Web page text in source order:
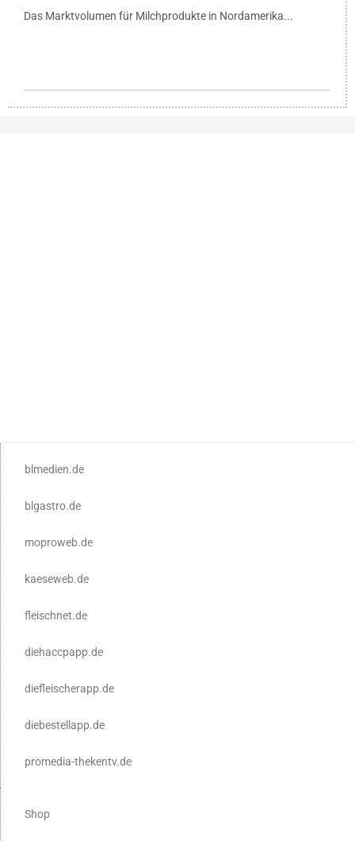
Das Marktvolumen für Milchprodukte in Nordamerika...
blmedien.de
blgastro.de
moproweb.de
kaeseweb.de
fleischnet.de
diehaccpapp.de
diefleischerapp.de
diebestellapp.de
promedia-thekentv.de
Shop